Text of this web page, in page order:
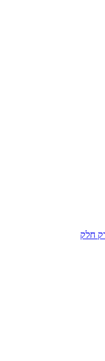
חלק